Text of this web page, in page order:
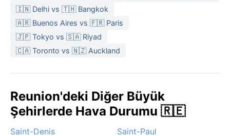
🇮🇳 Delhi vs 🇹🇭 Bangkok
🇦🇷 Buenos Aires vs 🇫🇷 Paris
🇯🇵 Tokyo vs 🇸🇦 Riyad
🇨🇦 Toronto vs 🇳🇿 Auckland
Reunion'deki Diğer Büyük
Şehirlerde Hava Durumu 🇷🇪
Saint-Denis
Saint-Paul